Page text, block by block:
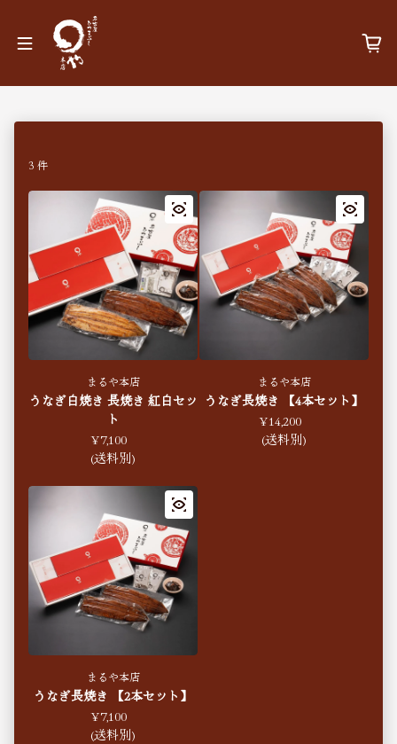
3 件
まるや本店
うなぎ白焼き 長焼き 紅白セッ
ト
通常価格
¥7,100
(送料別)
まるや本店
うなぎ長焼き 【4本セット】
通常価格
¥14,200
(送料別)
まるや本店
うなぎ長焼き 【2本セット】
通常価格
¥7,100
(送料別)